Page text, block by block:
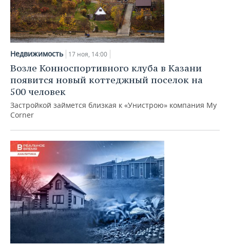
Недвижимость 17 ноя, 14:00
Возле Конноспортивного клуба в Казани
появится новый коттеджный поселок на
500 человек
Застройкой займется близкая к «Унистрою» компания My
Corner